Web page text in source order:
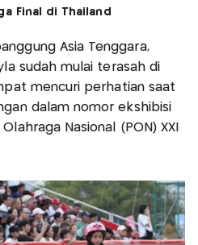
Final di Thailand
Asia Tenggara,
sudah mulai terasah di
mencuri perhatian saat
dalam nomor ekshibisi
Nasional (PON) XXI